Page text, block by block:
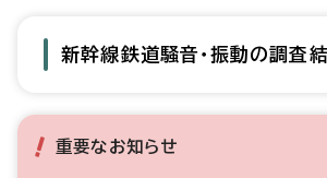
新幹線鉄道騒音・振動の調査
重要なお知らせ